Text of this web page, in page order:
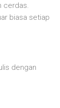
cerdas.
biasa setiap
dengan